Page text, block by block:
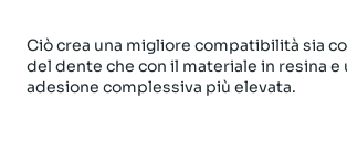
Ciò crea una migliore compatibilità sia
del dente che con il materiale in resina e
adesione complessiva più elevata.